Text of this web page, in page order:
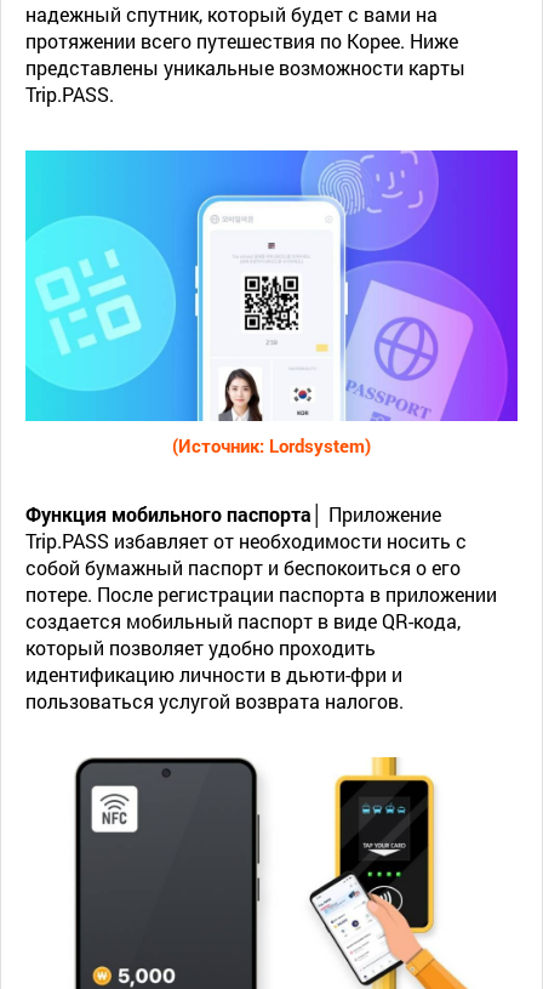
надежный спутник, который будет с вами на
протяжении всего путешествия по Корее. Ниже
представлены уникальные возможности карты
Trip.PASS.
(Источник: Lordsystem)
Функция мобильного паспорта│ Приложение
Trip.PASS избавляет от необходимости носить с
собой бумажный паспорт и беспокоиться о его
потере. После регистрации паспорта в приложении
создается мобильный паспорт в виде QR-кода,
который позволяет удобно проходить
идентификацию личности в дьюти-фри и
пользоваться услугой возврата налогов.